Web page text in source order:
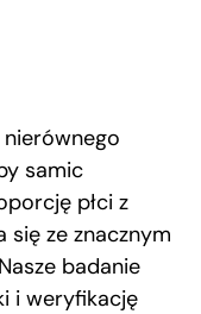
samic
płci z
się ze znacznym
badanie
i weryfikację